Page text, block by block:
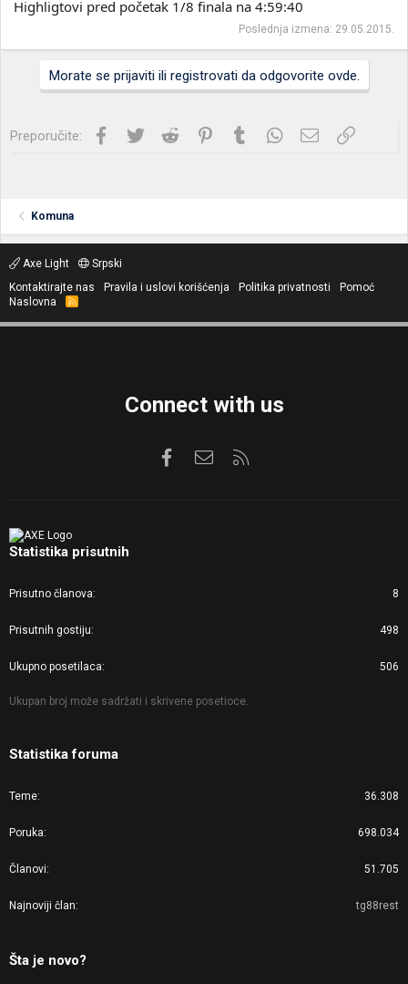
Highligtovi pred početak 1/8 finala na 4:59:40
Poslednja izmena: 29.05.2015.
Morate se prijaviti ili registrovati da odgovorite ovde.
Preporučite: Facebook
Twitter Reddit PinterestTumblrWhatsApp
Imejl Link
Komuna
Axe Light
Srpski
Kontaktirajte nas
Pravila i uslovi korišćenja Politika privatnosti
Pomoć
Naslovna
R
S
Connect with us
FacebookKontaktirajte nas
Statistika prisutnih
Prisutno članova 8
Prisutnih gostiju 498
Ukupno posetilaca 506
Ukupan broj može sadržati i skrivene posetioce.
Statistika foruma
Teme 36.308
Poruka 698.034
Članovi 51.705
Najnoviji član tg88rest
Šta je novo?